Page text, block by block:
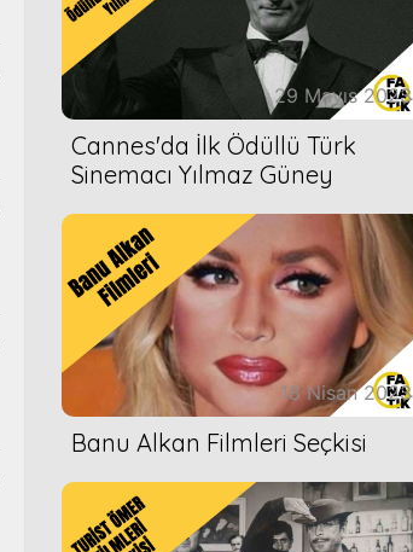
29 Mayıs 2023
Cannes'da İlk Ödüllü Türk
Sinemacı Yılmaz Güney
18 Nisan 2023
Banu Alkan Filmleri Seçkisi